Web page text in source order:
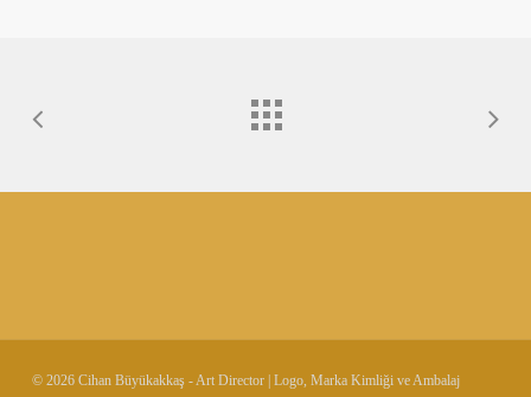
© 2026 Cihan Büyükakkaş - Art Director | Logo, Marka Kimliği ve Ambalaj